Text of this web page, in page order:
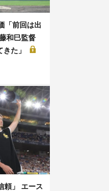
「前回は出
和巳監督
きた」
頼」 エース